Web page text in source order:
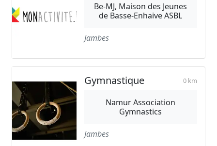
Be-MJ, Maison des Jeunes
de Basse-Enhaive ASBL
Jambes
Gymnastique 0 km
Namur Association
Gymnastics
Jambes